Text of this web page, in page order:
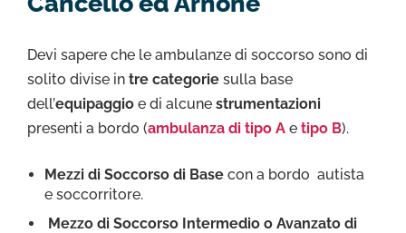
Devi sapere che le ambulanze di soccorso sono di
solito divise in tre categorie sulla base
dell’equipaggio e di alcune strumentazioni
presenti a bordo (ambulanza di tipo A e tipo B).
Mezzi di Soccorso di Basecon a bordo autista
e soccorritore.
Mezzo di Soccorso Intermedio o Avanzato di